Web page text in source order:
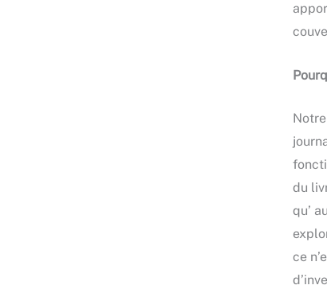
du
qu’
ce